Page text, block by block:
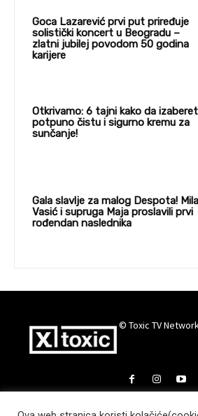
Goca Lazarević prvi put priređuje
solistički koncert u Beogradu –
zlatni jubilej povodom 50 godina
karijere
Otkrivamo: 6 tajni kako da
potpuno čistu i sigurno kremu za
sunčanje!
Gala slavlje za malog Despota!
Vasić i supruga Maja proslavili prvi
rođendan naslednika
© Toxic TV